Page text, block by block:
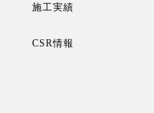
施工実績
CSR情報